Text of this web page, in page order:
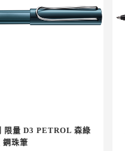
限量 D3 PETROL 森綠
鋼珠筆